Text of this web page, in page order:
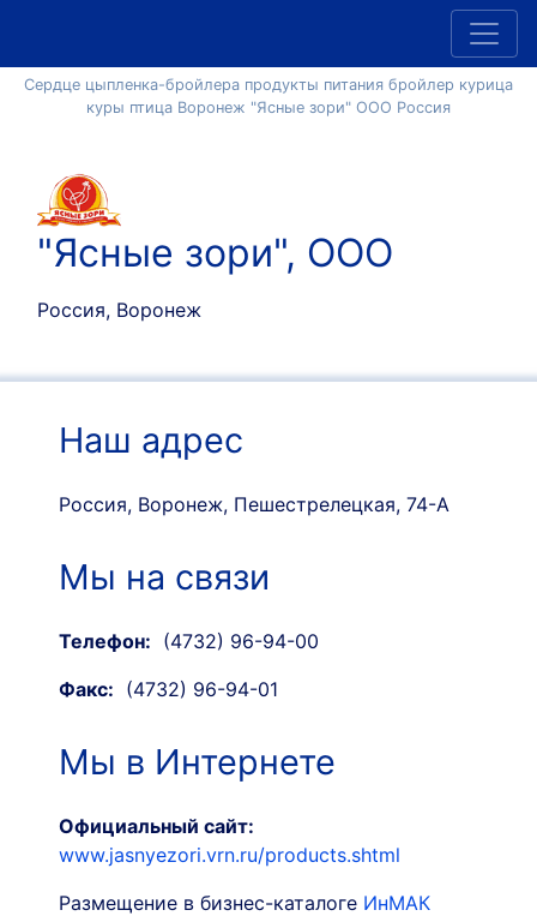
Сердце цыпленка-бройлера продукты питания бройлер курица
куры птица Воронеж "Ясные зори" ООО Россия
"Ясные зори", ООО
Россия, Воронеж
Наш адрес
Россия, Воронеж, Пешестрелецкая, 74-А
Мы на связи
Телефон: (4732) 96-94-00
Факс: (4732) 96-94-01
Мы в Интернете
Официальный сайт:
www.jasnyezori.vrn.ru/products.shtml
Размещение в бизнес-каталоге ИнМАК